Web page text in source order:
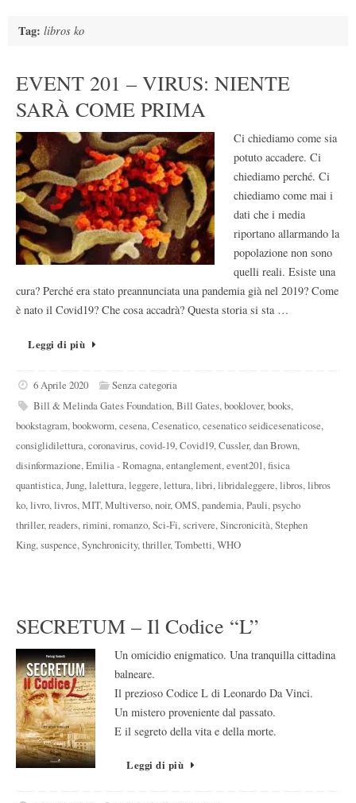
Tag: libros ko
EVENT 201 – VIRUS: NIENTE
SARÀ COME PRIMA
Ci chiediamo come sia
potuto accadere. Ci
chiediamo perché. Ci
chiediamo come mai i
dati che i media
riportano allarmando la
popolazione non sono
quelli reali. Esiste una
cura? Perché era stato preannunciata una pandemia già nel 2019? Come
è nato il Covid19? Che cosa accadrà? Questa storia si sta …
Leggi di più
6 Aprile 2020
Senza categoria
Bill & Melinda Gates Foundation,Bill Gates,booklover,books,
bookstagram,bookworm,cesena,Cesenatico,cesenatico seidicesenaticose,
consiglidilettura,coronavirus,covid-19,Covid19,Cussler,dan Brown,
disinformazione,Emilia - Romagna,entanglement,event201,fisica
quantistica,Jung,lalettura,leggere,lettura,libri,libridaleggere,libros,libros
ko,livro,livros,MIT,Multiverso,noir,OMS,pandemia,Pauli,psycho
thriller,readers,rimini,romanzo,Sci-Fi,scrivere,Sincronicità,Stephen
King,suspence,Synchronicity,thriller,Tombetti,WHO
SECRETUM – Il Codice “L”
Un omicidio enigmatico. Una tranquilla cittadina
balneare.
Il prezioso Codice L di Leonardo Da Vinci.
Un mistero proveniente dal passato.
E il segreto della vita e della morte.
Leggi di più